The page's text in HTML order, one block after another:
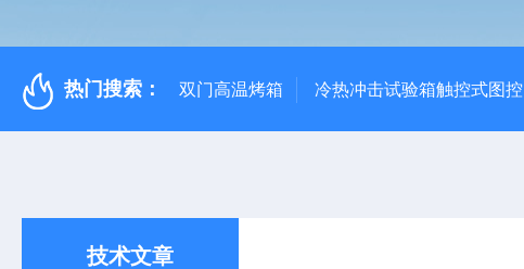
热门搜索： 双门高温烤箱 冷热冲击试验箱触控式图控
技术文章